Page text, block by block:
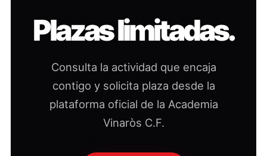
Plazas limitadas.
Consulta la actividad que encaja
contigo y solicita plaza desde la
plataforma oficial de la Academia
Vinaròs C.F.